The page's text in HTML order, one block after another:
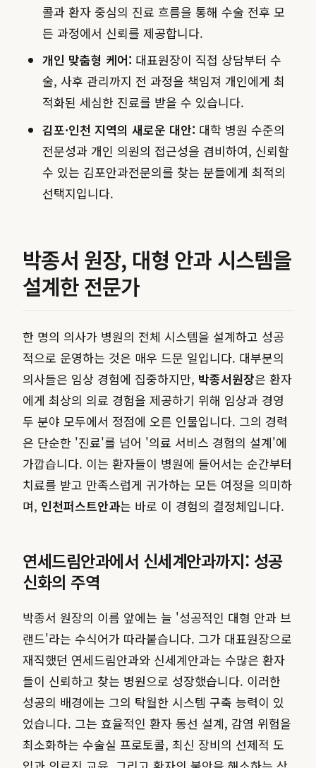
콜과 환자 중심의 진료 흐름을 통해 수술 전후 모
든 과정에서 신뢰를 제공합니다.
개인 맞춤형 케어: 대표원장이 직접 상담부터 수
술, 사후 관리까지 전 과정을 책임져 개인에게 최
적화된 세심한 진료를 받을 수 있습니다.
김포·인천 지역의 새로운 대안: 대학 병원 수준의
전문성과 개인 의원의 접근성을 겸비하여, 신뢰할
수 있는 김포안과전문의를 찾는 분들에게 최적의
선택지입니다.
박종서 원장, 대형 안과 시스템을
설계한 전문가
한 명의 의사가 병원의 전체 시스템을 설계하고 성공
적으로 운영하는 것은 매우 드문 일입니다. 대부분의
의사들은 임상 경험에 집중하지만, 박종서원장은 환자
에게 최상의 의료 경험을 제공하기 위해 임상과 경영
두 분야 모두에서 정점에 오른 인물입니다. 그의 경력
은 단순한 '진료'를 넘어 '의료 서비스 경험의 설계'에
가깝습니다. 이는 환자들이 병원에 들어서는 순간부터
치료를 받고 만족스럽게 귀가하는 모든 여정을 의미하
며, 인천퍼스트안과는 바로 이 경험의 결정체입니다.
연세드림안과에서 신세계안과까지: 성공
신화의 주역
박종서 원장의 이름 앞에는 늘 '성공적인 대형 안과 브
랜드'라는 수식어가 따라붙습니다. 그가 대표원장으로
재직했던 연세드림안과와 신세계안과는 수많은 환자
들이 신뢰하고 찾는 병원으로 성장했습니다. 이러한
성공의 배경에는 그의 탁월한 시스템 구축 능력이 있
었습니다. 그는 효율적인 환자 동선 설계, 감염 위험을
최소화하는 수술실 프로토콜, 최신 장비의 선제적 도